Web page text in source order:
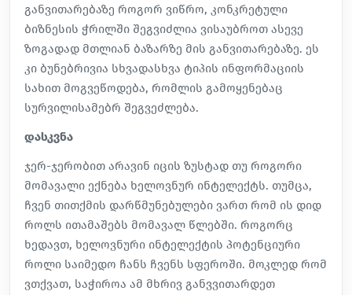
განვითარებაზე როგორ ვიწრო, კონკრეტული
ბიზნესის ჭრილში შეგვიძლია ვისაუბროთ ასევე
ზოგადად მთლიან ბაზარზე მის განვითარებაზე. ეს
კი ბუნებრივია სხვადასხვა ტიპის ინფორმაციის
სახით მოგვეწოდება, რომლის გამოყენებაც
სურვილისამებრ შეგვეძლება.
დასკვნა
ჯერ-ჯერობით არავინ იცის ზუსტად თუ როგორი
მომავალი ექნება ხელოვნურ ინტელექტს. თუმცა,
ჩვენ თითქმის დარწმუნებულები ვართ რომ ის დიდ
როლს ითამაშებს მომავალ წლებში. როგორც
ხედავთ, ხელოვნური ინტელექტის პოტენციური
როლი საიმედო ჩანს ჩვენს სფეროში. მოკლედ რომ
ვთქვათ, საჭიროა ამ მხრივ განვვითარდეთ